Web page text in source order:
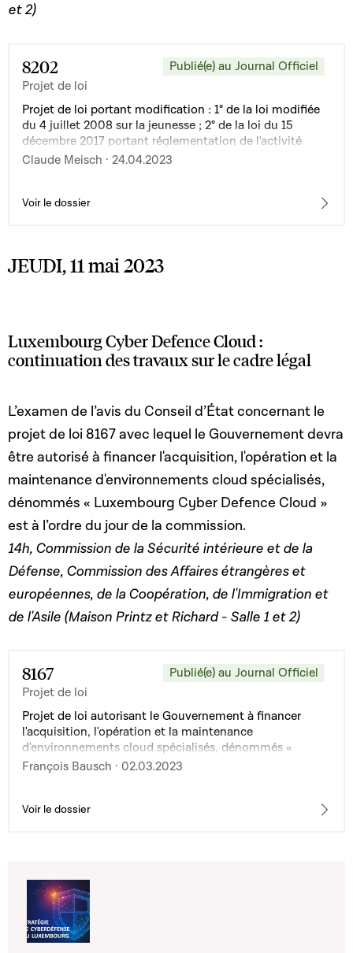
et 2)
8202
Projet de loi
Publié(e) au Journal Officiel
Projet de loi portant modification : 1° de la loi modifiée
du 4 juillet 2008 sur la jeunesse ; 2° de la loi du 15
décembre 2017 portant réglementation de l'activité
d'assistance parentale
Claude Meisch · 24.04.2023
Voir le dossier
JEUDI, 11 mai 2023
Luxembourg Cyber Defence Cloud :
continuation des travaux sur le cadre légal
L’examen de l’avis du Conseil d’État concernant le
projet de loi 8167 avec lequel le Gouvernement devra
être autorisé à financer l'acquisition, l'opération et la
maintenance d'environnements cloud spécialisés,
dénommés « Luxembourg Cyber Defence Cloud »
est à l’ordre du jour de la commission.
14h, Commission de la Sécurité intérieure et de la
Défense, Commission des Affaires étrangères et
européennes, de la Coopération, de l'Immigration et
de l'Asile (Maison Printz et Richard - Salle 1 et 2)
8167
Projet de loi
Publié(e) au Journal Officiel
Projet de loi autorisant le Gouvernement à financer
l'acquisition, l'opération et la maintenance
d'environnements cloud spécialisés, dénommés «
Luxembourg Cyber Defence Cloud », ainsi que ses
François Bausch · 02.03.2023
Voir le dossier